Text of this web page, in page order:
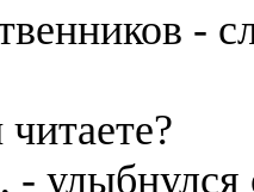
-
- улыбнулся